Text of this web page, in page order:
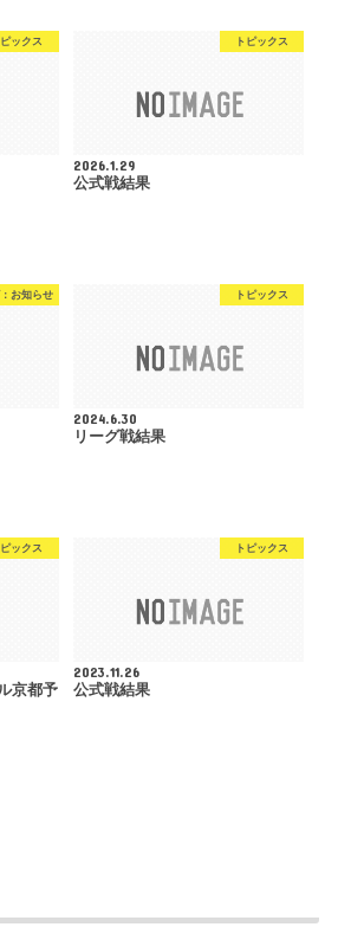
ピックス トピックス
2026.1.29
公式戦結果
お知らせ トピックス
2024.6.30
リーグ戦結果
ピックス
京都予
トピックス
2023.11.26
公式戦結果